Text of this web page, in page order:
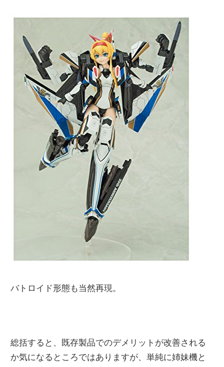
バトロイド形態も当然再現。
総括すると、既存製品でのデメリットが改善される
か気になるところではありますが、単純に姉妹機と